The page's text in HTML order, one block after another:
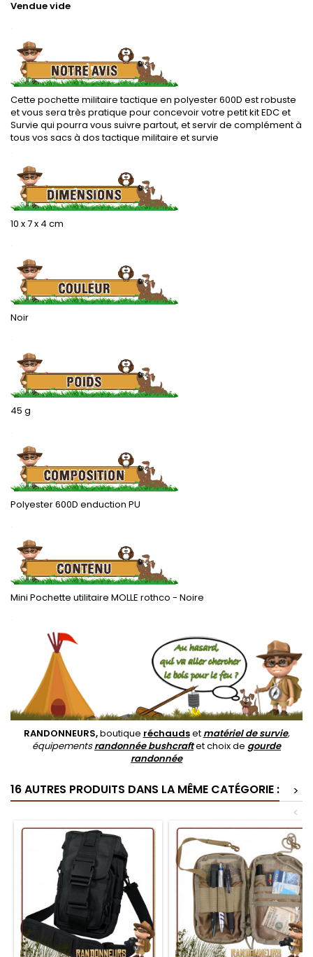
Vendue vide
.
Cette pochette militaire tactique en polyester 600D est robuste
et vous sera très pratique pour concevoir votre petit kit EDC et
Survie qui pourra vous suivre partout, et servir de complément à
tous vos sacs à dos tactique militaire et survie
.
10 x 7 x 4 cm
.
Noir
.
45 g
.
Polyester 600D enduction PU
.
Mini Pochette utilitaire MOLLE rothco - Noire
.
RANDONNEURS,boutique réchaudset matériel de survie,
équipementsrandonnée bushcraftet choix de gourde
randonnée
16 AUTRES PRODUITS DANS LA MÊME CATÉGORIE :
>
<